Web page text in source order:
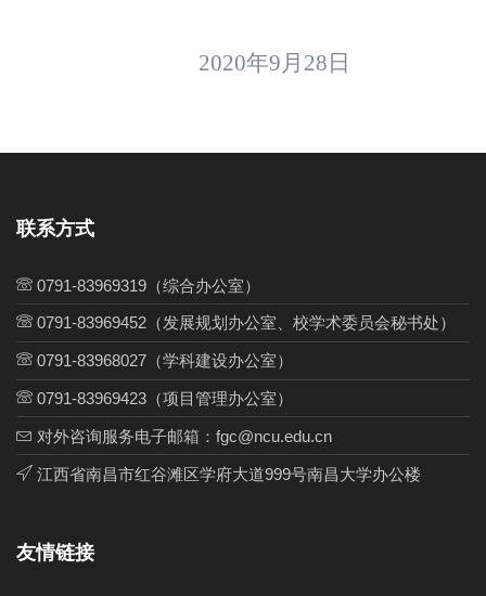
2020年9月 28 日
联系方式
0791-83969319（综合办公室）
0791-83969452（发展规划办公室、校学术委员会秘书处）
0791-83968027（学科建设办公室）
0791-83969423（项目管理办公室）
对外咨询服务电子邮箱：fgc@ncu.edu.cn
江西省南昌市红谷滩区学府大道999号南昌大学办公楼
友情链接